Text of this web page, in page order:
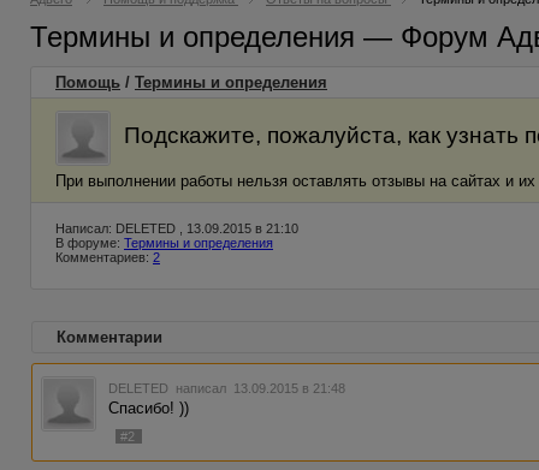
Термины и определения — Форум
Помощь / Термины и определения
Подскажите, пожалуйста, как узнать
При выполнении работы нельзя оставлять отзывы на сайтах и
Написал: DELETED , 13.09.2015 в 21:10
В форуме: Термины и определения
Комментариев: 2
Комментарии
DELETED написал 13.09.2015 в 21:48
Спасибо! ))
#2